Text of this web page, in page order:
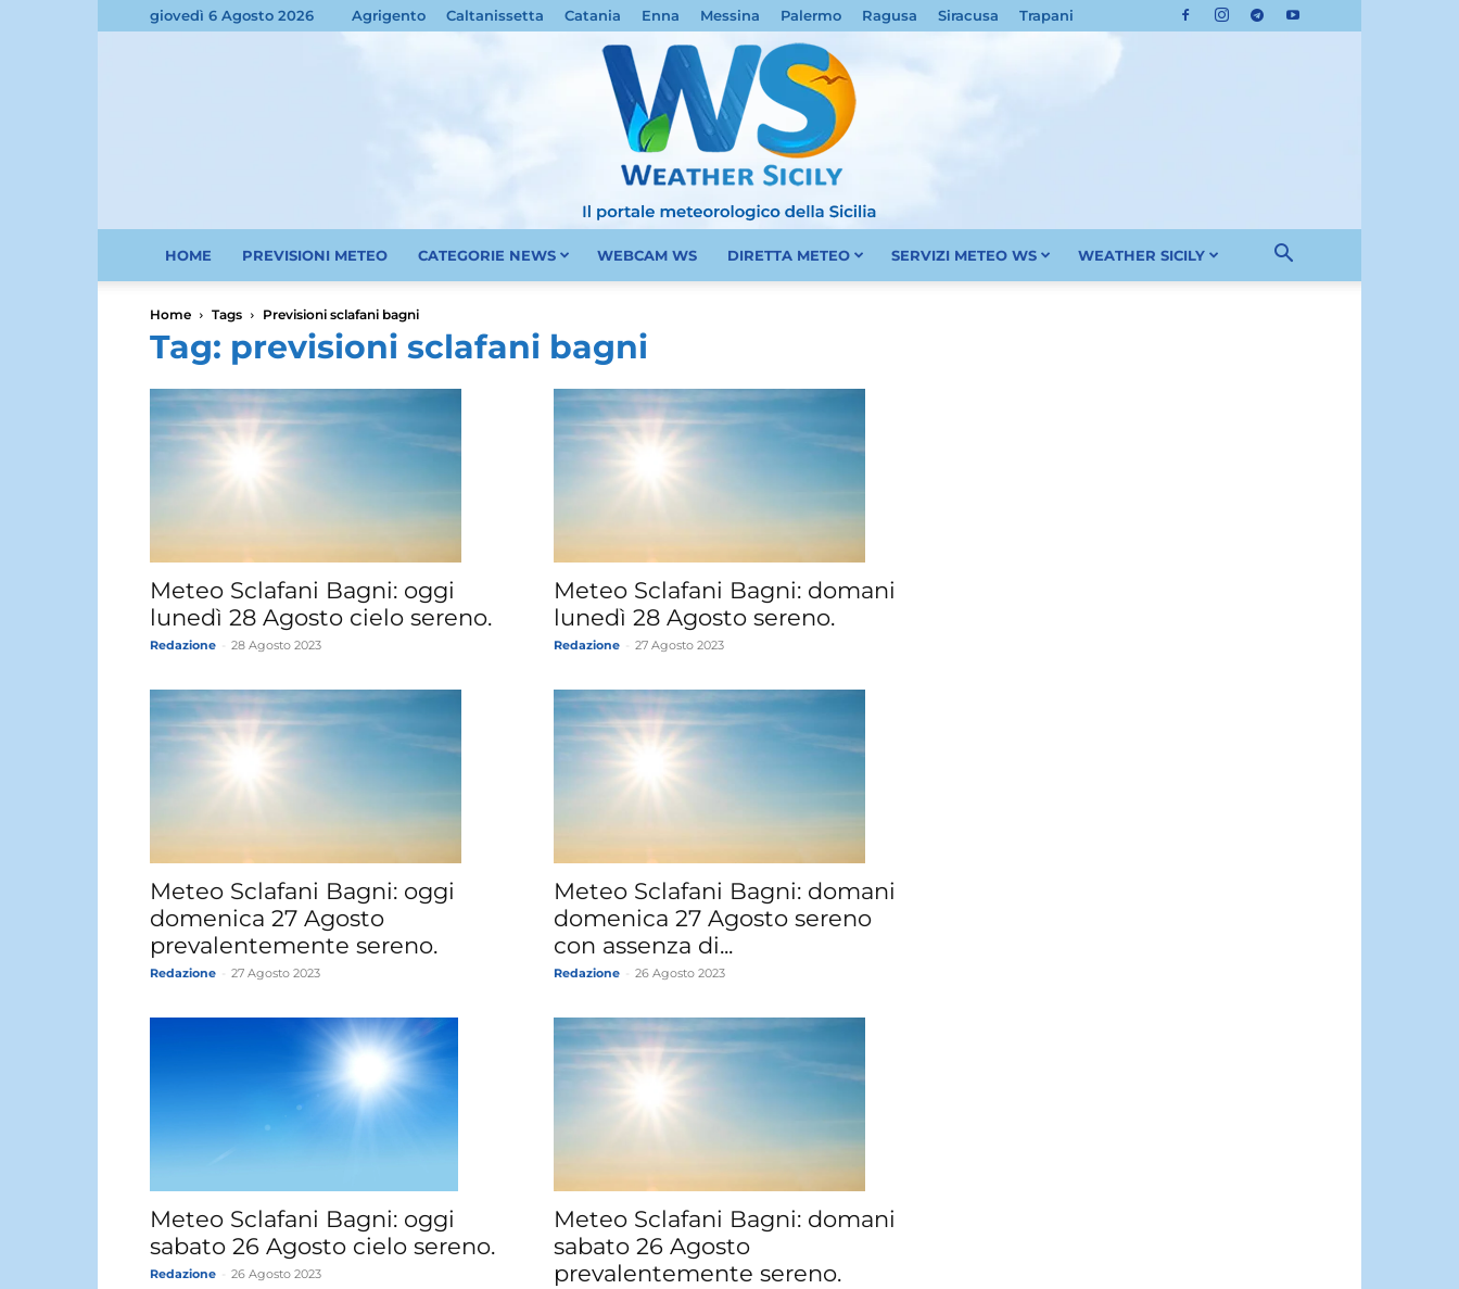
giovedì 6 Agosto 2026 Agrigento Caltanissetta Catania Enna Messina Palermo Ragusa Siracusa Trapani
»
Sicily.it
HOME PREVISIONI METEO CATEGORIE NEWS WEBCAM WS DIRETTA METEO SERVIZI METEO WS WEATHER SICILY
Home Tags Previsioni sclafani bagni
Tag: previsioni sclafani bagni
Meteo Sclafani Bagni: oggi
lunedì 28 Agosto cielo sereno.
Redazione 28 Agosto 2023
Meteo Sclafani Bagni: domani
lunedì 28 Agosto sereno.
Redazione 27 Agosto 2023
Meteo Sclafani Bagni: oggi
domenica 27 Agosto
prevalentemente sereno.
Redazione 27 Agosto 2023
Meteo Sclafani Bagni: domani
domenica 27 Agosto sereno
con assenza di...
Redazione 26 Agosto 2023
Meteo Sclafani Bagni: oggi
sabato 26 Agosto cielo sereno.
Redazione 26 Agosto 2023
Meteo Sclafani Bagni: domani
sabato 26 Agosto
prevalentemente sereno.